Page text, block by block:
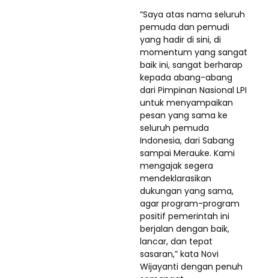
“Saya atas nama seluruh
pemuda dan pemudi
yang hadir di sini, di
momentum yang sangat
baik ini, sangat berharap
kepada abang-abang
dari Pimpinan Nasional LPI
untuk menyampaikan
pesan yang sama ke
seluruh pemuda
Indonesia, dari Sabang
sampai Merauke. Kami
mengajak segera
mendeklarasikan
dukungan yang sama,
agar program-program
positif pemerintah ini
berjalan dengan baik,
lancar, dan tepat
sasaran,” kata Novi
Wijayanti dengan penuh